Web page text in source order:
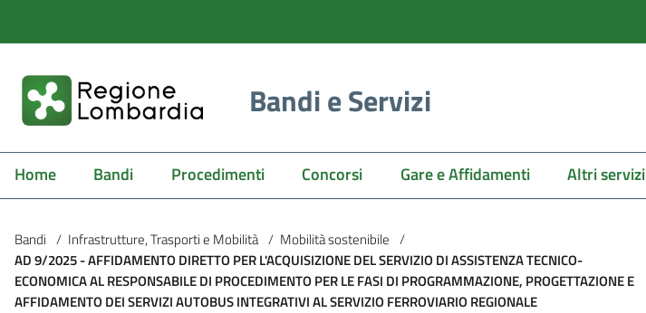
Bandi e Servizi
Home Bandi Procedimenti Concorsi Gare e Affidamenti Altri servizi
Bandi / Infrastrutture, Trasporti e Mobilità / Mobilità sostenibile /
AD 9/2025 - AFFIDAMENTO DIRETTO PER L'ACQUISIZIONE DEL SERVIZIO DI ASSISTENZA TECNICO-
ECONOMICA AL RESPONSABILE DI PROCEDIMENTO PER LE FASI DI PROGRAMMAZIONE, PROGETTAZIONE E
AFFIDAMENTO DEI SERVIZI AUTOBUS INTEGRATIVI AL SERVIZIO FERROVIARIO REGIONALE